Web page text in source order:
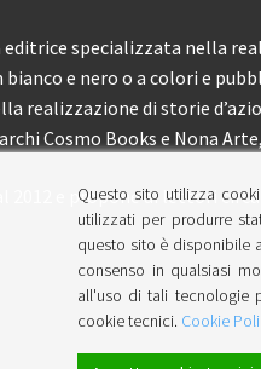
editrice specializzata nella
e nero o a colori e
realizzazione di storie
Cosmo Books e Nona
2012 e propone ai lettori
Questo sito utilizza
utilizzati per produrre
questo sito è disponibile
consenso in qualsiasi
all'uso di tali tecnologie
cookie tecnici. Cookie